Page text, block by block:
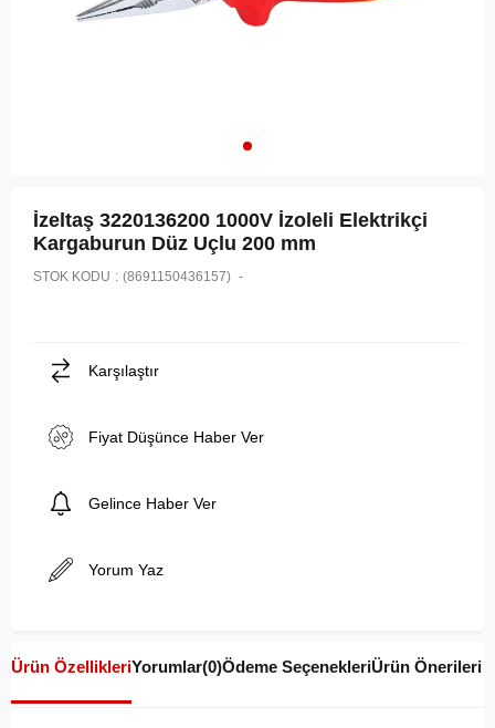
İzeltaş 3220136200 1000V İzoleli Elektrikçi
Kargaburun Düz Uçlu 200 mm
STOK KODU (8691150436157)
Karşılaştır
Fiyat Düşünce Haber Ver
Gelince Haber Ver
Yorum Yaz
Ürün ÖzellikleriYorumlar(0)Ödeme SeçenekleriÜrün Önerileri